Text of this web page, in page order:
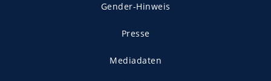
Gender-Hinweis
Presse
Mediadaten